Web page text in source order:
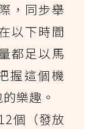
，同步舉
以下時間
都足以馬
握這個機
樂趣。
個（發放